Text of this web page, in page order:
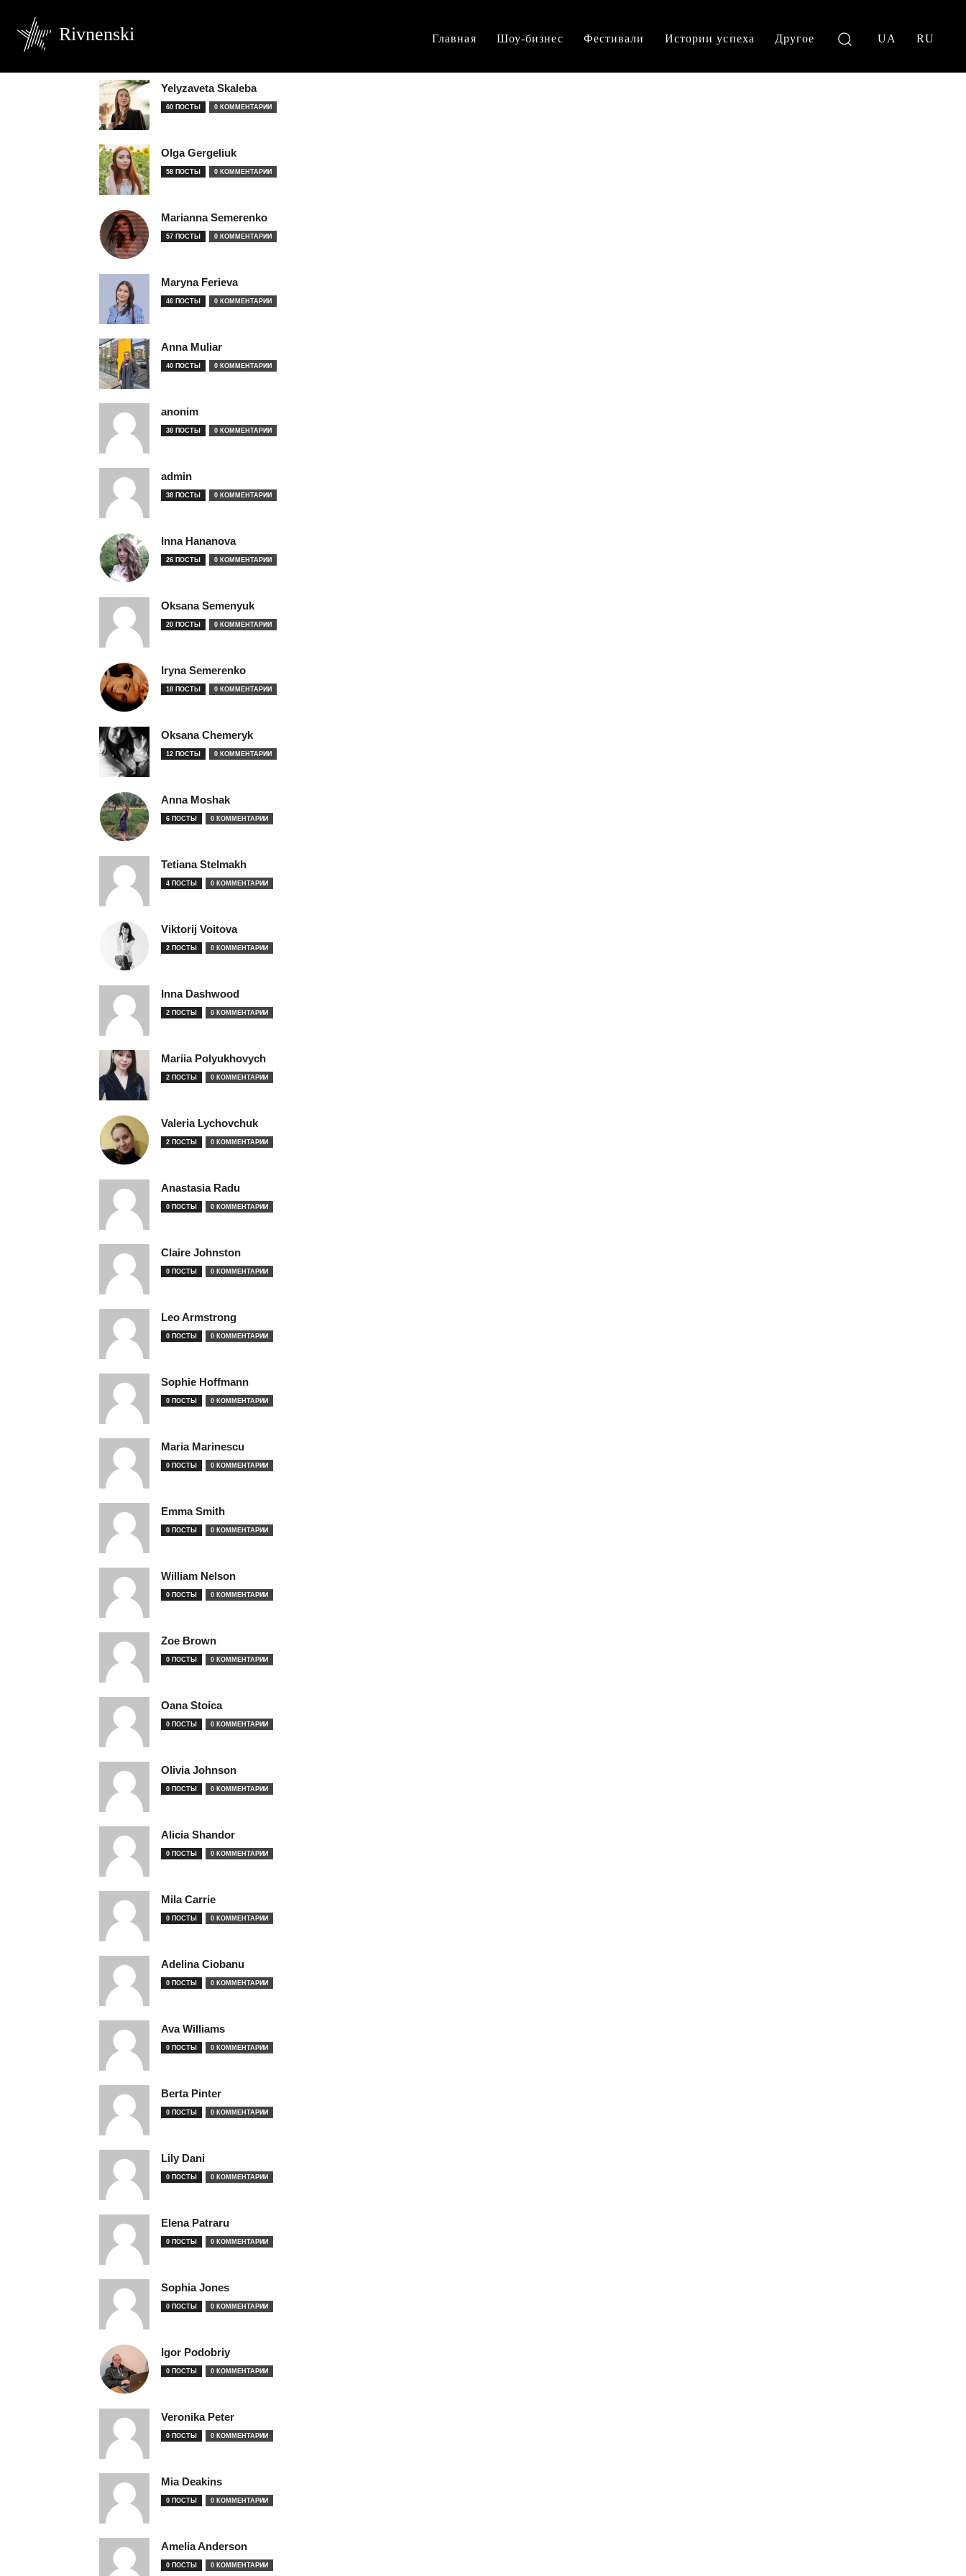
Rivnenski Главная Шоу-бизнес Фестивали Истории успеха Другое UA RU
Yelyzaveta Skaleba
60 ПОСТЫ 0 КОММЕНТАРИИ
Olga Gergeliuk
58 ПОСТЫ 0 КОММЕНТАРИИ
Marianna Semerenko
57 ПОСТЫ 0 КОММЕНТАРИИ
Maryna Ferieva
46 ПОСТЫ 0 КОММЕНТАРИИ
Anna Muliar
40 ПОСТЫ 0 КОММЕНТАРИИ
anonim
38 ПОСТЫ 0 КОММЕНТАРИИ
admin
38 ПОСТЫ 0 КОММЕНТАРИИ
Inna Hananova
26 ПОСТЫ 0 КОММЕНТАРИИ
Oksana Semenyuk
20 ПОСТЫ 0 КОММЕНТАРИИ
Iryna Semerenko
18 ПОСТЫ 0 КОММЕНТАРИИ
Oksana Chemeryk
12 ПОСТЫ 0 КОММЕНТАРИИ
Anna Moshak
6 ПОСТЫ 0 КОММЕНТАРИИ
Tetiana Stelmakh
4 ПОСТЫ 0 КОММЕНТАРИИ
Viktorij Voitova
2 ПОСТЫ 0 КОММЕНТАРИИ
Inna Dashwood
2 ПОСТЫ 0 КОММЕНТАРИИ
Mariia Polyukhovych
2 ПОСТЫ 0 КОММЕНТАРИИ
Valeria Lychovchuk
2 ПОСТЫ 0 КОММЕНТАРИИ
Anastasia Radu
0 ПОСТЫ 0 КОММЕНТАРИИ
Claire Johnston
0 ПОСТЫ 0 КОММЕНТАРИИ
Leo Armstrong
0 ПОСТЫ 0 КОММЕНТАРИИ
Sophie Hoffmann
0 ПОСТЫ 0 КОММЕНТАРИИ
Maria Marinescu
0 ПОСТЫ 0 КОММЕНТАРИИ
Emma Smith
0 ПОСТЫ 0 КОММЕНТАРИИ
William Nelson
0 ПОСТЫ 0 КОММЕНТАРИИ
Zoe Brown
0 ПОСТЫ 0 КОММЕНТАРИИ
Oana Stoica
0 ПОСТЫ 0 КОММЕНТАРИИ
Olivia Johnson
0 ПОСТЫ 0 КОММЕНТАРИИ
Alicia Shandor
0 ПОСТЫ 0 КОММЕНТАРИИ
Mila Carrie
0 ПОСТЫ 0 КОММЕНТАРИИ
Adelina Ciobanu
0 ПОСТЫ 0 КОММЕНТАРИИ
Ava Williams
0 ПОСТЫ 0 КОММЕНТАРИИ
Berta Pinter
0 ПОСТЫ 0 КОММЕНТАРИИ
Lily Dani
0 ПОСТЫ 0 КОММЕНТАРИИ
Elena Patraru
0 ПОСТЫ 0 КОММЕНТАРИИ
Sophia Jones
0 ПОСТЫ 0 КОММЕНТАРИИ
Igor Podobriy
0 ПОСТЫ 0 КОММЕНТАРИИ
Veronika Peter
0 ПОСТЫ 0 КОММЕНТАРИИ
Mia Deakins
0 ПОСТЫ 0 КОММЕНТАРИИ
Amelia Anderson
0 ПОСТЫ 0 КОММЕНТАРИИ